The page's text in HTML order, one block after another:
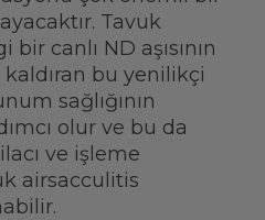
Tavuk
canlı ND aşısının
kaldıran bu yenilikçi
sağlığının
olur ve bu da
ve işleme
airsacculitis